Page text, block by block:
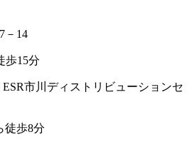
－14
歩15分
市川ディストリビューションセ
徒歩8分